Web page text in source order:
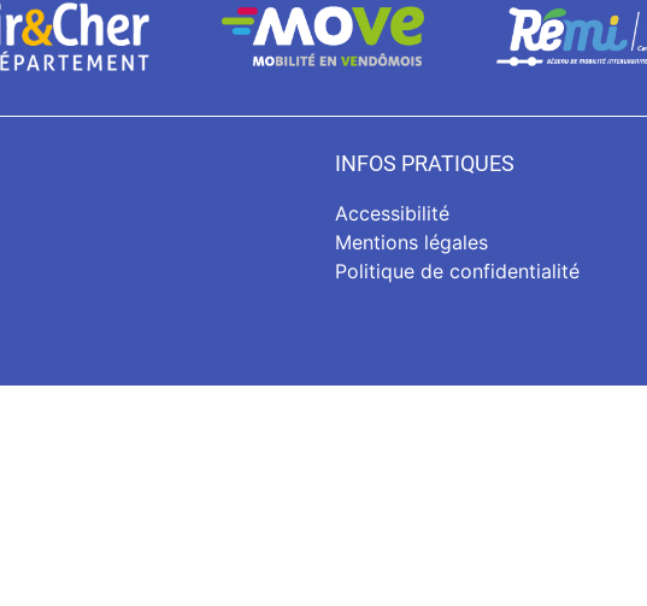
INFOS PRATIQUES
Accessibilité
Mentions légales
Politique de confidentialité